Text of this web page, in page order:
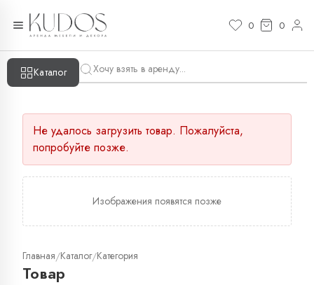
0 0
Каталог
Не удалось загрузить товар. Пожалуйста,
попробуйте позже.
Изображения появятся позже
Главная/Каталог/Категория
Товар